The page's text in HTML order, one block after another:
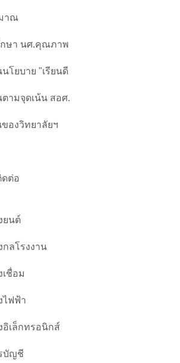
าณ
ษา นศ.คุณภาพ
โยบาย "เรียนดี
ามจุดเน้น สอศ.
องวิทยาลัยฯ
ดต่อ
ยนต์
ลโรงงาน
ชื่อม
ไฟฟ้า
อิเล็กทรอนิกส์
บัญชี